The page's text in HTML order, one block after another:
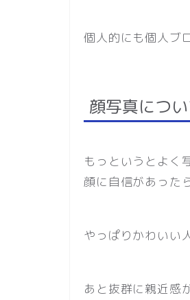
個人的にも個人ブ
顔写真につ
もっというとよく
顔に自信があった
やっぱりかわいい
あと抜群に親近感